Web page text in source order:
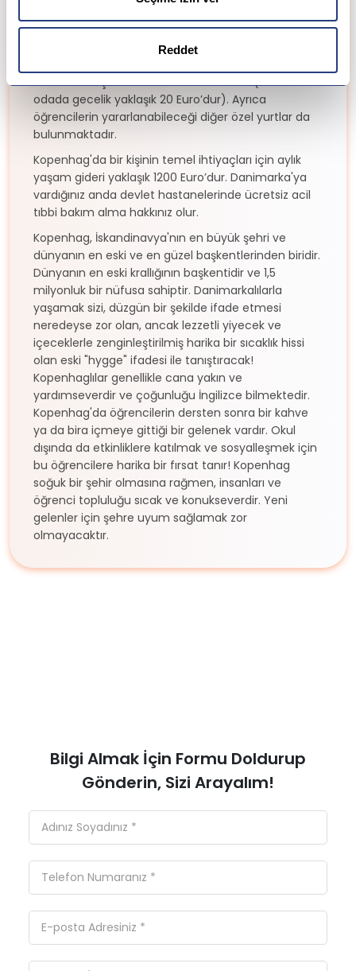
Reddet
isteklerinize uygun bir daire bulmak biraz zaman
alabilir. Fakat bu sürede öğrenciler Kopenhag'ın
konaklama için bir oda rezerve edilebilir (ortak bir
odada gecelik yaklaşık 20 Euro’dur). Ayrıca
öğrencilerin yararlanabileceği diğer özel yurtlar da
bulunmaktadır.
Kopenhag'da bir kişinin temel ihtiyaçları için aylık
yaşam gideri yaklaşık 1200 Euro’dur. Danimarka'ya
vardığınız anda devlet hastanelerinde ücretsiz acil
tıbbi bakım alma hakkınız olur.
Kopenhag, İskandinavya'nın en büyük şehri ve
dünyanın en eski ve en güzel başkentlerinden biridir.
Dünyanın en eski krallığının başkentidir ve 1,5
milyonluk bir nüfusa sahiptir. Danimarkalılarla
yaşamak sizi, düzgün bir şekilde ifade etmesi
neredeyse zor olan, ancak lezzetli yiyecek ve
içeceklerle zenginleştirilmiş harika bir sıcaklık hissi
olan eski "hygge" ifadesi ile tanıştıracak!
Kopenhaglılar genellikle cana yakın ve
yardımseverdir ve çoğunluğu İngilizce bilmektedir.
Kopenhag'da öğrencilerin dersten sonra bir kahve
ya da bira içmeye gittiği bir gelenek vardır. Okul
dışında da etkinliklere katılmak ve sosyalleşmek için
bu öğrencilere harika bir fırsat tanır! Kopenhag
soğuk bir şehir olmasına rağmen, insanları ve
öğrenci topluluğu sıcak ve konukseverdir. Yeni
gelenler için şehre uyum sağlamak zor
olmayacaktır.
Bilgi Almak İçin Formu Doldurup
Gönderin, Sizi Arayalım!